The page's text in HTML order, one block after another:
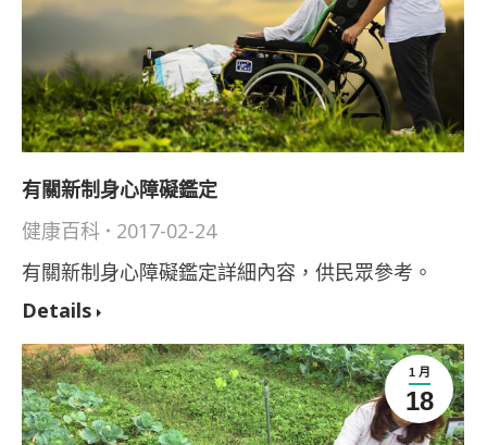
有關新制身心障礙鑑定
健康百科
2017-02-24
有關新制身心障礙鑑定詳細內容，供民眾參考。
Details
1 月
18